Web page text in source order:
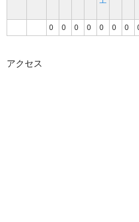
0 0 0 0 0 0 0
アクセス